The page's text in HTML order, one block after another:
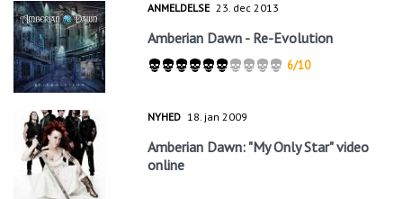
ANMELDELSE 23. dec 2013
Amberian Dawn - Re-Evolution
6/10
NYHED 18. jan 2009
Amberian Dawn: "My Only Star" video
online